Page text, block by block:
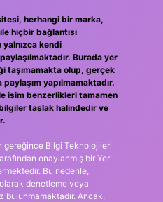
herhangi bir marka,
hiçbir bağlantısı
kendi
Burada yer
taşımamakta olup, gerçek
yapılmamaktadır.
isim benzerlikleri tamamen
taslak halindedir ve
gereğince Bilgi Teknolojileri
onaylanmış bir Yer
Bu nedenle,
denetleme veya
bulunmamaktadır. Ancak,